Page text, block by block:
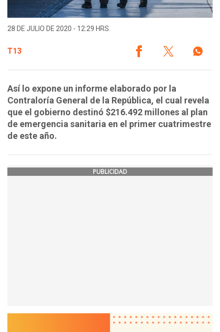
28 DE JULIO DE 2020 - 12:29 HRS.
T13
Así lo expone un informe elaborado por la
Contraloría General de la República, el cual revela
que el gobierno destinó $216.492 millones al plan
de emergencia sanitaria en el primer cuatrimestre
de este año.
PUBLICIDAD